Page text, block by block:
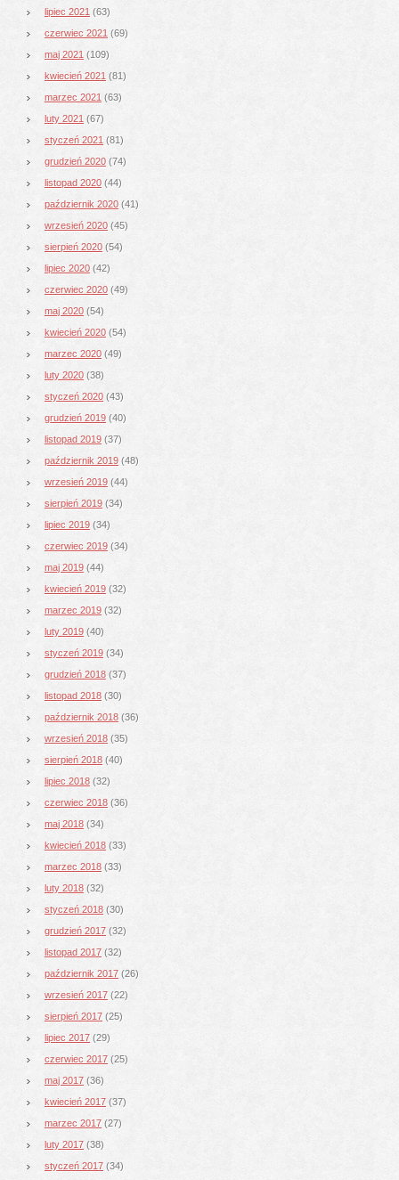
lipiec 2021 (63)
czerwiec 2021 (69)
maj 2021 (109)
kwiecień 2021 (81)
marzec 2021 (63)
luty 2021 (67)
styczeń 2021 (81)
grudzień 2020 (74)
listopad 2020 (44)
październik 2020 (41)
wrzesień 2020 (45)
sierpień 2020 (54)
lipiec 2020 (42)
czerwiec 2020 (49)
maj 2020 (54)
kwiecień 2020 (54)
marzec 2020 (49)
luty 2020 (38)
styczeń 2020 (43)
grudzień 2019 (40)
listopad 2019 (37)
październik 2019 (48)
wrzesień 2019 (44)
sierpień 2019 (34)
lipiec 2019 (34)
czerwiec 2019 (34)
maj 2019 (44)
kwiecień 2019 (32)
marzec 2019 (32)
luty 2019 (40)
styczeń 2019 (34)
grudzień 2018 (37)
listopad 2018 (30)
październik 2018 (36)
wrzesień 2018 (35)
sierpień 2018 (40)
lipiec 2018 (32)
czerwiec 2018 (36)
maj 2018 (34)
kwiecień 2018 (33)
marzec 2018 (33)
luty 2018 (32)
styczeń 2018 (30)
grudzień 2017 (32)
listopad 2017 (32)
październik 2017 (26)
wrzesień 2017 (22)
sierpień 2017 (25)
lipiec 2017 (29)
czerwiec 2017 (25)
maj 2017 (36)
kwiecień 2017 (37)
marzec 2017 (27)
luty 2017 (38)
styczeń 2017 (34)